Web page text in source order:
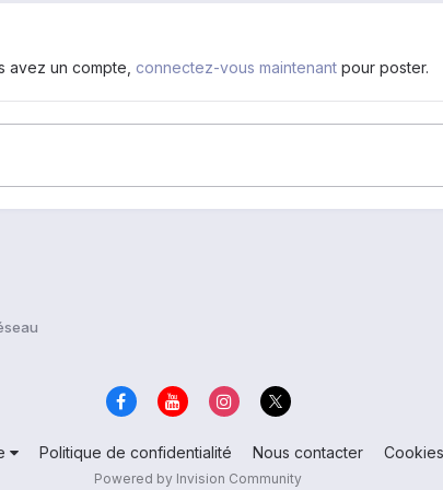
avez un compte, connectez-vous maintenant pour poster.
Politique de confidentialité Nous contacter Cookies
Powered by Invision Community